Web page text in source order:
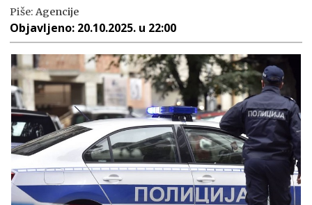
Piše: Agencije
Objavljeno: 20.10.2025. u 22:00